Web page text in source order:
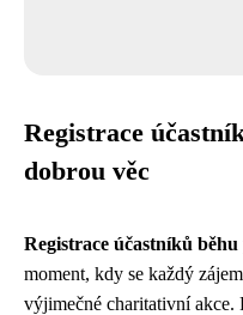
Registrace
dobrou věc
Registrace účastníků
moment, kdy se každý
výjimečné charitativní akce.